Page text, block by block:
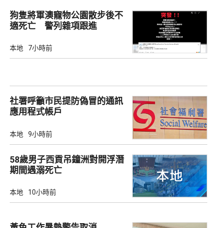
狗隻將軍澳寵物公園散步後不
適死亡 警列雜項跟進
本地 7小時前
社署呼籲市民提防偽冒的通訊
應用程式帳戶
本地 9小時前
58歲男子西貢吊鐘洲對開浮潛
期間遇溺死亡
本地 10小時前